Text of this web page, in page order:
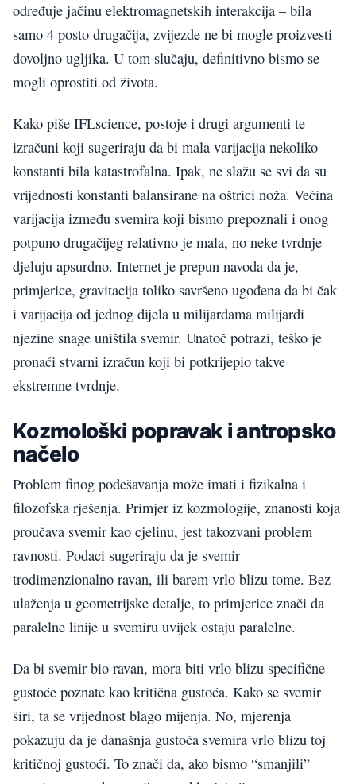
određuje jačinu elektromagnetskih interakcija – bila
samo 4 posto drugačija, zvijezde ne bi mogle proizvesti
dovoljno ugljika. U tom slučaju, definitivno bismo se
mogli oprostiti od života.
Kako piše IFLscience, postoje i drugi argumenti te
izračuni koji sugeriraju da bi mala varijacija nekoliko
konstanti bila katastrofalna. Ipak, ne slažu se svi da su
vrijednosti konstanti balansirane na oštrici noža. Većina
varijacija između svemira koji bismo prepoznali i onog
potpuno drugačijeg relativno je mala, no neke tvrdnje
djeluju apsurdno. Internet je prepun navoda da je,
primjerice, gravitacija toliko savršeno ugođena da bi čak
i varijacija od jednog dijela u milijardama milijardi
njezine snage uništila svemir. Unatoč potrazi, teško je
pronaći stvarni izračun koji bi potkrijepio takve
ekstremne tvrdnje.
Kozmološki popravak i antropsko
načelo
Problem finog podešavanja može imati i fizikalna i
filozofska rješenja. Primjer iz kozmologije, znanosti koja
proučava svemir kao cjelinu, jest takozvani problem
ravnosti. Podaci sugeriraju da je svemir
trodimenzionalno ravan, ili barem vrlo blizu tome. Bez
ulaženja u geometrijske detalje, to primjerice znači da
paralelne linije u svemiru uvijek ostaju paralelne.
Da bi svemir bio ravan, mora biti vrlo blizu specifične
gustoće poznate kao kritična gustoća. Kako se svemir
širi, ta se vrijednost blago mijenja. No, mjerenja
pokazuju da je današnja gustoća svemira vrlo blizu toj
kritičnoj gustoći. To znači da, ako bismo “smanjili”